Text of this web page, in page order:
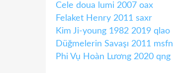
Cele doua lumi 2007 oax
Felaket Henry 2011 saxr
Kim Ji-young 1982 2019 qlao
Düğmelerin Savaşı 2011 msfn
Phi Vụ Hoàn Lương 2020 qng